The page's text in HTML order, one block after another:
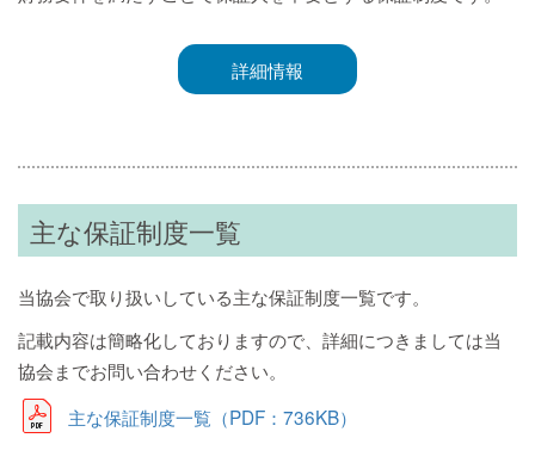
詳細情報
主な保証制度一覧
当協会で取り扱いしている主な保証制度一覧です。
記載内容は簡略化しておりますので、詳細につきましては当
協会までお問い合わせください。
主な保証制度一覧（PDF：736KB）